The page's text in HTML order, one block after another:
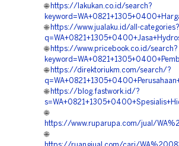
🌐 https://lakukan.co.id/search?
🌐 https://www.jualaku.id/all-categories?
🌐 https://www.pricebook.co.id/search?
🌐 https://direktoriukm.com/search/?
🌐 https://blog.fastwork.id/?
🌐
https://www.ruparupa.com/jual/
🌐